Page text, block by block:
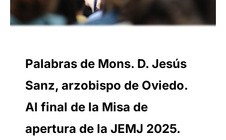
Palabras de Mons. D. Jesús
Sanz, arzobispo de Oviedo.
Al final de la Misa de
apertura de la JEMJ 2025.